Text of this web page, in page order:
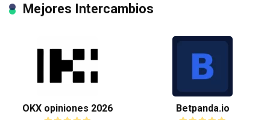
Mejores Intercambios
OKX opiniones 2026 Betpanda.io